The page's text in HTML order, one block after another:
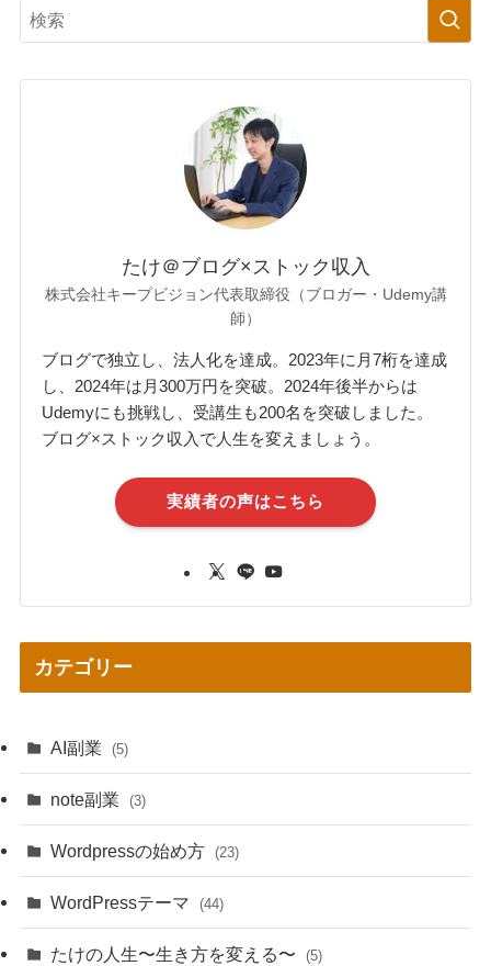
たけ＠ブログ×ストック収入
株式会社キープビジョン代表取締役（ブロガー・Udemy講
師）
ブログで独立し、法人化を達成。2023年に月7桁を達成
し、2024年は月300万円を突破。2024年後半からは
Udemyにも挑戦し、受講生も200名を突破しました。
ブログ×ストック収入で人生を変えましょう。
実績者の声はこちら
カテゴリー
AI副業 (5)
note副業 (3)
Wordpressの始め方 (23)
WordPressテーマ (44)
たけの人生〜生き方を変える〜 (5)